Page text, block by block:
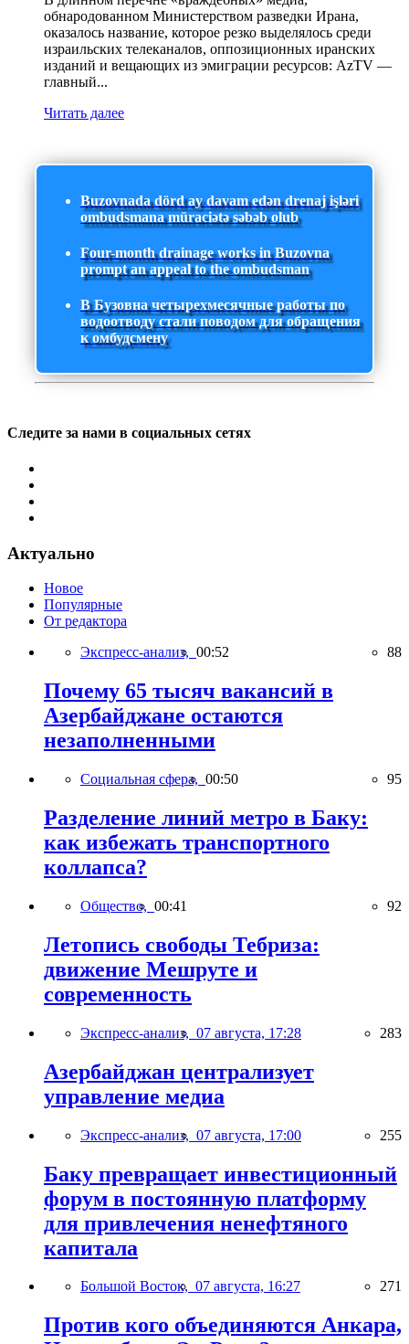
обнародованном Министерством разведки Ирана,
оказалось название, которое резко выделялось среди
израильских телеканалов, оппозиционных иранских
изданий и вещающих из эмиграции ресурсов: AzTV —
главный...
Читать далее
Buzovnada dörd ay davam edən drenaj işləri
ombudsmana müraciətə səbəb olub
Four-month drainage works in Buzovna
prompt an appeal to the ombudsman
В Бузовна четырехмесячные работы по
водоотводу стали поводом для обращения
к омбудсмену
Следите за нами в социальных сетях
Актуально
Новое
Популярные
От редактора
Экспресс-анализ, 00:52 88
Почему 65 тысяч вакансий в
Азербайджане остаются
незаполненными
Социальная сфера, 00:50 95
Разделение линий метро в Баку:
как избежать транспортного
коллапса?
Общество, 00:41 92
Летопись свободы Тебриза:
движение Мешруте и
современность
Экспресс-анализ, 07 августа, 17:28 283
Азербайджан централизует
управление медиа
Экспресс-анализ, 07 августа, 17:00 255
Баку превращает инвестиционный
форум в постоянную платформу
для привлечения ненефтяного
капитала
Большой Восток, 07 августа, 16:27 271
Против кого объединяются Анкара,